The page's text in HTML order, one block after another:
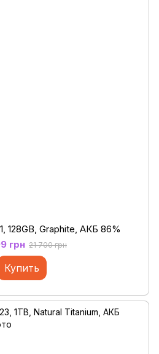
128GB, Graphite, АКБ 86%
грн 21 700 грн
Купить